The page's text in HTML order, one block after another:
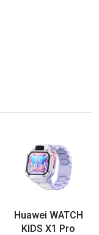
Huawei WATCH
KIDS X1 Pro